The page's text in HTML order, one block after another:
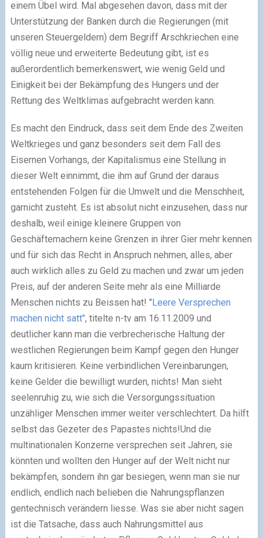
einem Übel wird. Mal abgesehen davon, dass mit der
Unterstützung der Banken durch die Regierungen (mit
unseren Steuergeldern) dem Begriff Arschkriechen eine
völlig neue und erweiterte Bedeutung gibt, ist es
außerordentlich bemerkenswert, wie wenig Geld und
Einigkeit bei der Bekämpfung des Hungers und der
Rettung des Weltklimas aufgebracht werden kann.
Es macht den Eindruck, dass seit dem Ende des Zweiten
Weltkrieges und ganz besonders seit dem Fall des
Eisernen Vorhangs, der Kapitalismus eine Stellung in
dieser Welt einnimmt, die ihm auf Grund der daraus
entstehenden Folgen für die Umwelt und die Menschheit,
garnicht zusteht. Es ist absolut nicht einzusehen, dass nur
deshalb, weil einige kleinere Gruppen von
Geschäftemachern keine Grenzen in ihrer Gier mehr kennen
und für sich das Recht in Anspruch nehmen, alles, aber
auch wirklich alles zu Geld zu machen und zwar um jeden
Preis, auf der anderen Seite mehr als eine Milliarde
Menschen nichts zu Beissen hat! "Leere Versprechen
machen nicht satt", titelte n-tv am 16.11.2009 und
deutlicher kann man die verbrecherische Haltung der
westlichen Regierungen beim Kampf gegen den Hunger
kaum kritisieren. Keine verbindlichen Vereinbarungen,
keine Gelder die bewilligt wurden, nichts! Man sieht
seelenruhig zu, wie sich die Versorgungssituation
unzähliger Menschen immer weiter verschlechtert. Da hilft
selbst das Gezeter des Papastes nichts!Und die
multinationalen Konzerne versprechen seit Jahren, sie
könnten und wollten den Hunger auf der Welt nicht nur
bekämpfen, sondern ihn gar besiegen, wenn man sie nur
endlich, endlich nach belieben die Nahrungspflanzen
gentechnisch verändern liesse. Was sie aber nicht sagen
ist die Tatsache, dass auch Nahrungsmittel aus